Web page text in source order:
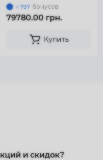
480Gb SSD / E208i-a / 2 x
500W)
+ 797 бонусов
79780.00 грн.
Купить
и скидок?